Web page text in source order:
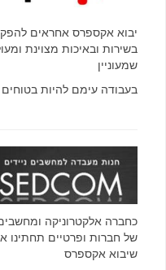
יבוא אקספרס אחראים
בשירות ובאיכות מצוינת
שמעוניין
בעבודה עימם להיות
כחברה אלקטרוניקה
של חברות ופרטיים תחתינו
שיבוא אקספרס